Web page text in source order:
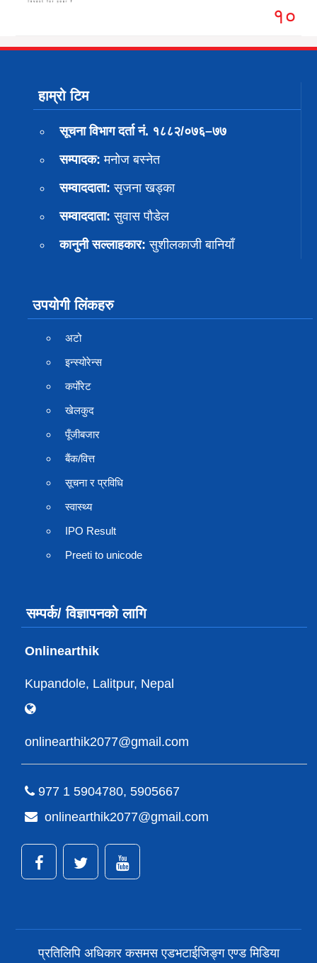
१०
हाम्रो टिम
सूचना विभाग दर्ता नं. १८८२/०७६–७७
सम्पादक: मनोज बस्नेत
सम्वाददाता: सृजना खड्का
सम्वाददाता: सुवास पाैडेल
कानुनी सल्लाहकार: सुशीलकाजी बानियाँ
उपयोगी लिंकहरु
अटो
इन्स्योरेन्स
कर्पाेरेट
खेलकुद
पूँजीबजार
बैंक/वित्त
सूचना र प्रविधि
स्वास्थ्य
IPO Result
Preeti to unicode
सम्पर्क/ विज्ञापनको लागि
Onlinearthik
Kupandole, Lalitpur, Nepal
onlinearthik2077@gmail.com
977 1 5904780, 5905667
onlinearthik2077@gmail.com
प्रतिलिपि अधिकार कसमस एडभटाईजिङ्ग एण्ड मिडिया